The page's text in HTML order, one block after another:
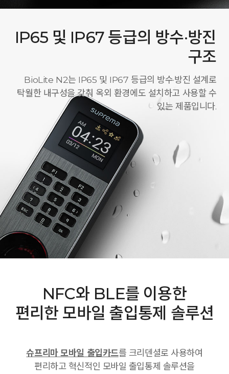
IP65 및 IP67 등급의 방수·방진
구조
BioLite N2는 IP65 및 IP67 등급의 방수·방진 설계로
탁월한 내구성을 갖춰 옥외 환경에도 설치하고 사용할 수
있는 제품입니다.
NFC와 BLE를 이용한
편리한 모바일 출입통제 솔루션
슈프리마 모바일 출입카드를 크리덴셜로 사용하여
편리하고 혁신적인 모바일 출입통제 솔루션을